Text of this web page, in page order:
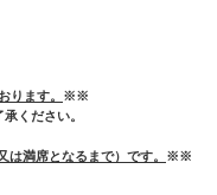
ます。 ※※
ください。
満席となるまで）です。 ※※